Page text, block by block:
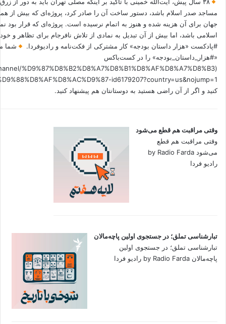
۳۸ سال پیش، آیت‌الله خمینی با تاکید بر اینکه مصلی تهران باید به دور از
مساجد صدر اسلام باشد، دستور ساخت آن را صادر کرد، پروژه‌ای که بیش از
جهان برای آن هزینه شده و هنوز به اتمام نرسیده است. پروژه‌ای که قرار بود
اسلامی باشد، اما بیش از آن تبدیل به نمادی از تلاش نافرجام برای تظاهر و
#پادکست «هزار داستان بودجه» کار مشترکی از فکت‌نامه و رادیوفردا.
شما
«#هزار_داستان_بودجه» را در کست‌باکس
%D9%87%D8%B2%D8%A7%D8%B1%D8%AF%D8%A7%D8%B3
کنید و اگر از آن راضی هستید به دوستانتان هم پیشنهاد کنید.
وقتی مراقبت هم قطع می‌شود
وقتی مراقبت هم قطع
می‌شود by Radio Farda
رادیو فردا
تبارشناسی تملق؛ در جستجوی اولین‌ پاچه‌مالان
تبارشناسی تملق؛ در جستجوی اولین‌
پاچه‌مالان by Radio Farda رادیو فردا